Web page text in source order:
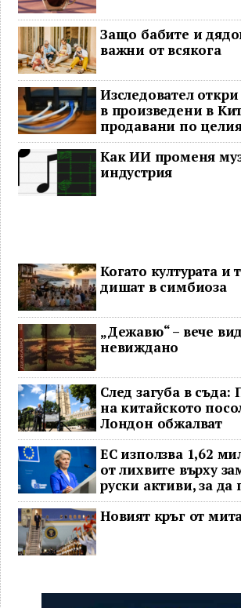
Защо бабите и
важни от всякога
Изследовател
в произведени в
продавани по
Как ИИ променя
индустрия
Когато културата и
дишат в симбиоза
„Дежавю“ – вече
невиждано
След загуба в
на китайското
Лондон обжалват
ЕС използва 1,62
от лихвите върху
руски активи, за да
Украйна
Новият кръг от